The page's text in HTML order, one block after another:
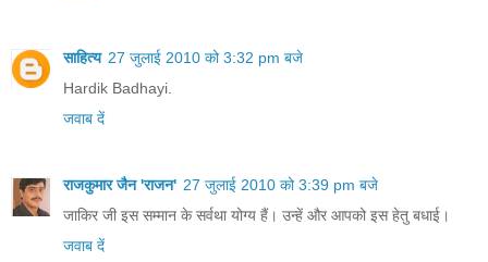
साहित्य 27 जुलाई 2010 को 3:32 pm बजे
Hardik Badhayi.
जवाब दें
राजकुमार जैन 'राजन' 27 जुलाई 2010 को 3:39 pm बजे
जाकिर जी इस सम्मान के सर्वथा योग्य हैं। उन्हें और आपको इस हेतु बधाई।
जवाब दें